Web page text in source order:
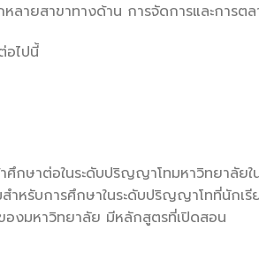
ายสาขาทางด้าน การจัดการและการต
อไปนี้
ศึกษาต่อในระดับปริญญาโทมหาวิทยาลัย
หรับการศึกษาในระดับปริญญาโทที่นักเรี
ของมหาวิทยาลัย มีหลักสูตรที่เปิดสอน